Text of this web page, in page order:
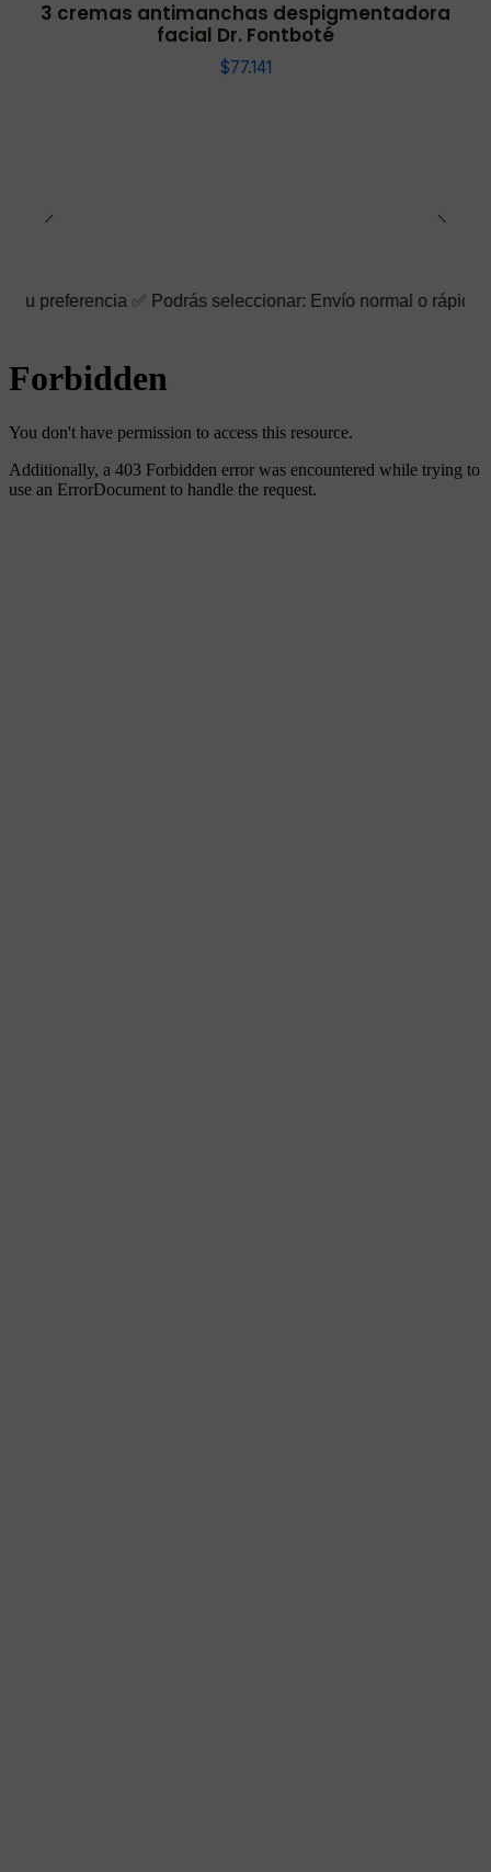
3 cremas antimanchas despigmentadora
facial Dr. Fontboté
$77.141
✅ Podrás seleccionar: Envío normal o rápido ☑️